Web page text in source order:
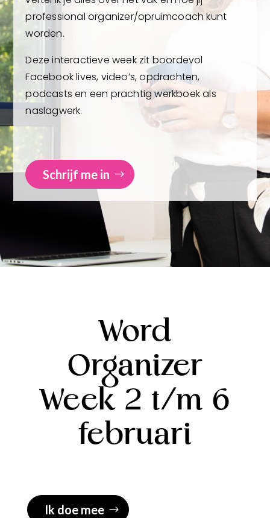
professional organizer/opruimcoach kunt
worden.
Deze interactieve week zit boordevol
Facebook lives, video’s, opdrachten,
podcasts en een prachtig werkboek als
naslagwerk.
Schrijf me in
Word
Organizer
Week 2 t/m 6
februari
Ik doe mee